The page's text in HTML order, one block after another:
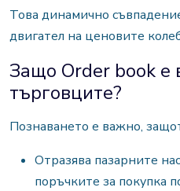
Това динамично
двигател на ценовите
Защо Order book е
търговците?
Познаването е важно,
Отразява пазарните
поръчките за покупка